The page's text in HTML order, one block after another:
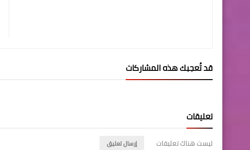
قد تُعجبك هذه المشاركات
تعليقات
ليست هناك تعليقات إرسال تعليق